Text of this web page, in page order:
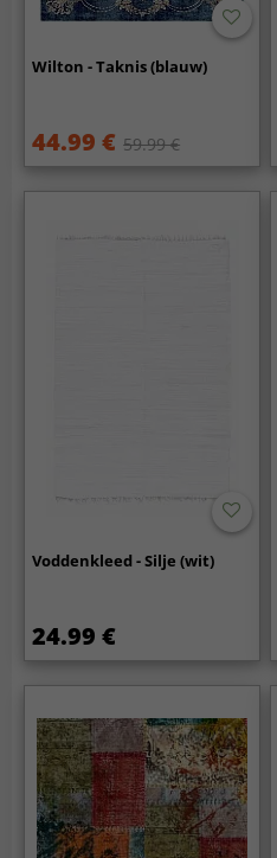
Wilton - Taknis (blauw)
44.99 € 59.99 €
Voddenkleed - Silje (wit)
24.99 €